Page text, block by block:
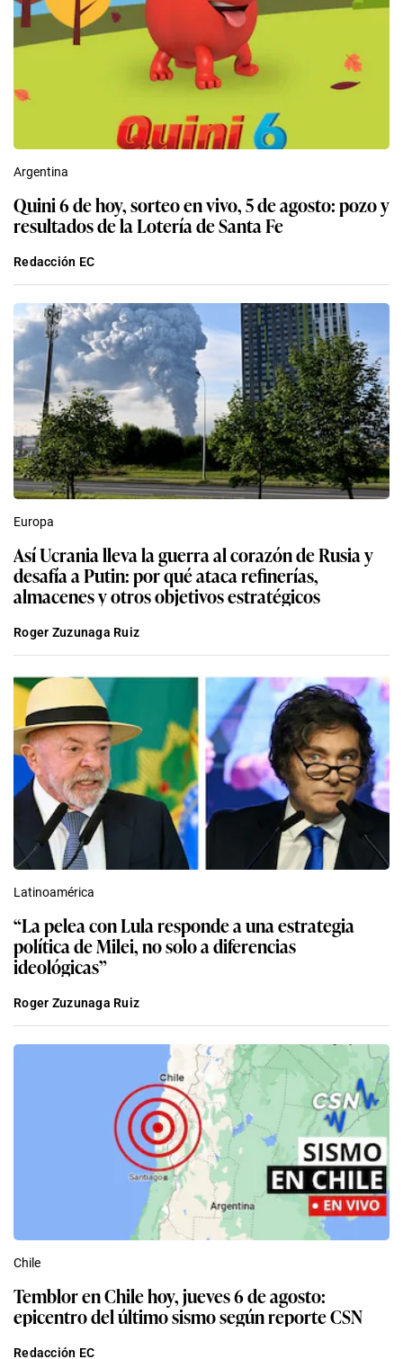
Argentina
Quini 6 de hoy, sorteo en vivo, 5 de agosto: pozo y
resultados de la Lotería de Santa Fe
Redacción EC
Europa
Así Ucrania lleva la guerra al corazón de Rusia y
desafía a Putin: por qué ataca refinerías,
almacenes y otros objetivos estratégicos
Roger Zuzunaga Ruiz
Latinoamérica
“La pelea con Lula responde a una estrategia
política de Milei, no solo a diferencias
ideológicas”
Roger Zuzunaga Ruiz
Chile
Temblor en Chile hoy, jueves 6 de agosto:
epicentro del último sismo según reporte CSN
Redacción EC